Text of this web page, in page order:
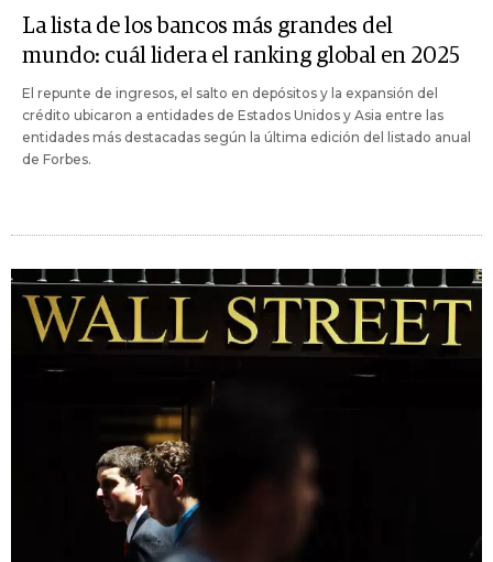
La lista de los bancos más grandes del
mundo: cuál lidera el ranking global en 2025
El repunte de ingresos, el salto en depósitos y la expansión del
crédito ubicaron a entidades de Estados Unidos y Asia entre las
entidades más destacadas según la última edición del listado anual
de Forbes.